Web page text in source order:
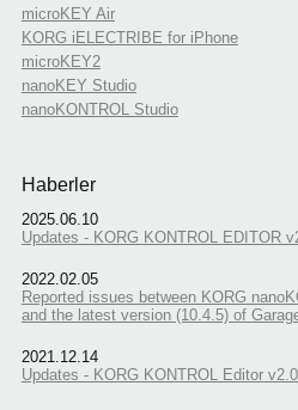
microKEY Air
KORG iELECTRIBE for iPhone
microKEY2
nanoKEY Studio
nanoKONTROL Studio
Haberler
2025.06.10
Updates - KORG KONTROL EDITOR
2022.02.05
Reported issues between KORG
and the latest version (10.4.5) of
2021.12.14
Updates - KORG KONTROL Editor